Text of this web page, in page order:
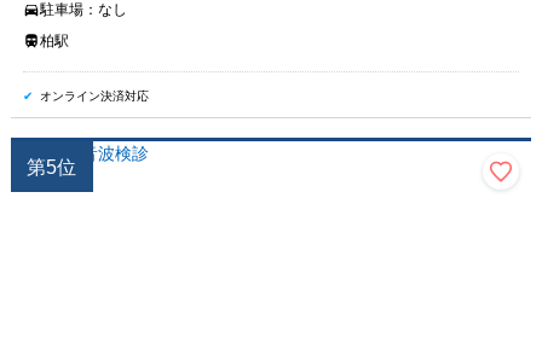
駐車場： なし
柏駅
オンライン決済対応
第5位